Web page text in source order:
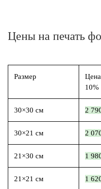
Цены на печать
Размер
10%
30×30 см 2
30×21 см 2
21×30 см 1
21×21 см 1